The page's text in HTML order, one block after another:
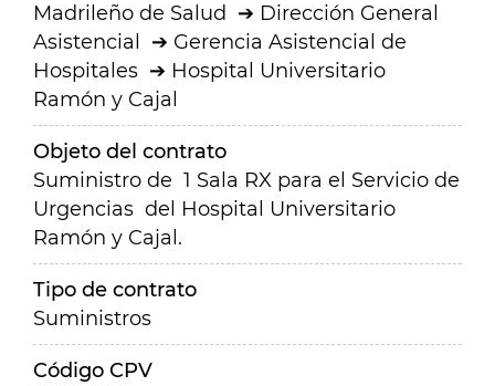
Madrileño de Salud
Dirección General
Asistencial
Gerencia Asistencial de
Hospitales
Hospital Universitario
Ramón y Cajal
Objeto del contrato
Suministro de 1 Sala RX para el Servicio de
Urgencias del Hospital Universitario
Ramón y Cajal.
Tipo de contrato
Suministros
Código CPV